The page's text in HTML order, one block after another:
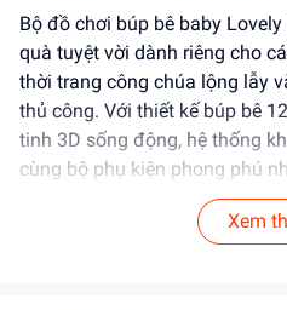
Bộ đồ chơi búp bê baby
quà tuyệt vời dành riêng cho
thời trang công chúa lộng lẫy
thủ công. Với thiết kế búp bê
tinh 3D sống động, hệ thống
cùng bộ phụ kiện phong phú
nơ-canh trưng bày, bộ gương
đính đá DIY độc đáo, sảnXem